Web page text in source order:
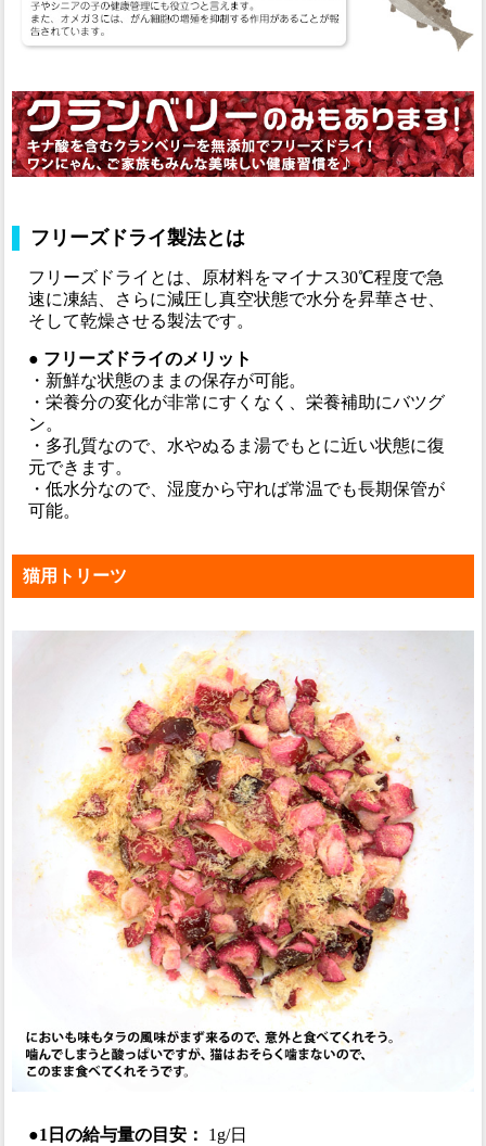
フリーズドライ製法とは
フリーズドライとは、原材料をマイナス30℃程度で急
速に凍結、さらに減圧し真空状態で水分を昇華させ、
そして乾燥させる製法です。
● フリーズドライのメリット
・新鮮な状態のままの保存が可能。
・栄養分の変化が非常にすくなく、栄養補助にバツグ
ン。
・多孔質なので、水やぬるま湯でもとに近い状態に復
元できます。
・低水分なので、湿度から守れば常温でも長期保管が
可能。
猫用トリーツ
●1日の給与量の目安：
1g/日